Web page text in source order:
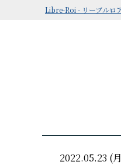
Libre-Roi - リーブルロ
2022.05.23 (